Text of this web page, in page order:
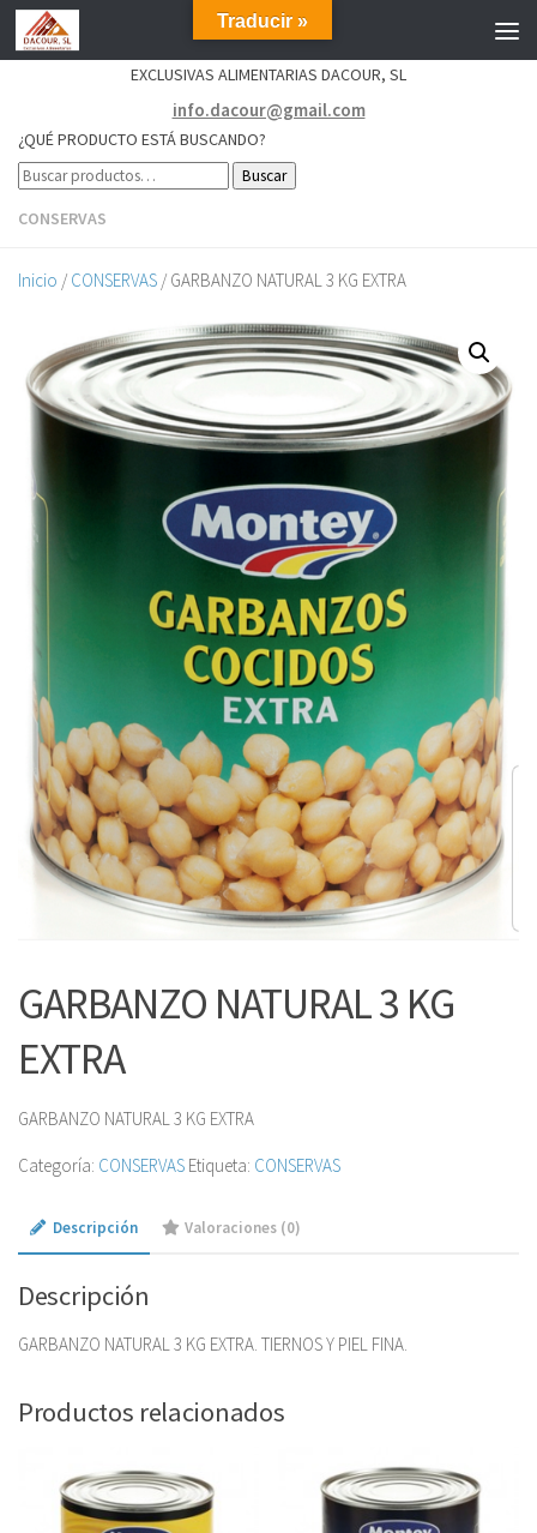
EXCLUSIVAS ALIMENTARIAS DACOUR, SL
info.dacour@gmail.com
¿QUÉ PRODUCTO ESTÁ BUSCANDO?
Buscar
CONSERVAS
Inicio / CONSERVAS / GARBANZO NATURAL 3 KG EXTRA
GARBANZO NATURAL 3 KG
EXTRA
GARBANZO NATURAL 3 KG EXTRA
Categoría: CONSERVAS Etiqueta: CONSERVAS
Descripción Valoraciones (0)
Descripción
GARBANZO NATURAL 3 KG EXTRA. TIERNOS Y PIEL FINA.
Productos relacionados
Traducir »